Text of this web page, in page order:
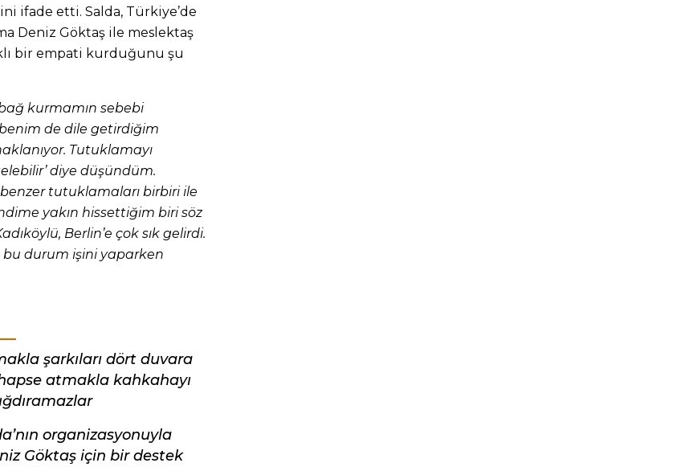
ifade etti. Salda, Türkiye’de
Deniz Göktaş ile meslektaş
bir empati kurduğunu şu
kurmamın sebebi
de dile getirdiğim
Tutuklamayı
diye düşündüm.
tutuklamaları birbiri ile
yakın hissettiğim biri söz
Berlin’e çok sık gelirdi.
durum işini yaparken
şarkıları dört duvara
atmakla kahkahayı
organizasyonuyla
Göktaş için bir destek